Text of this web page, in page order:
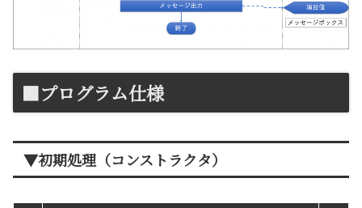
■プログラム仕様
▼初期処理（コンストラクタ）